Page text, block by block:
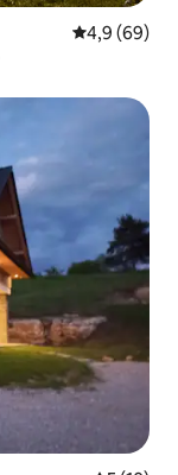
Évaluation
4,9 (69)